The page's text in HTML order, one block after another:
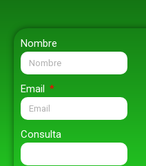
Nombre
Email
Consulta